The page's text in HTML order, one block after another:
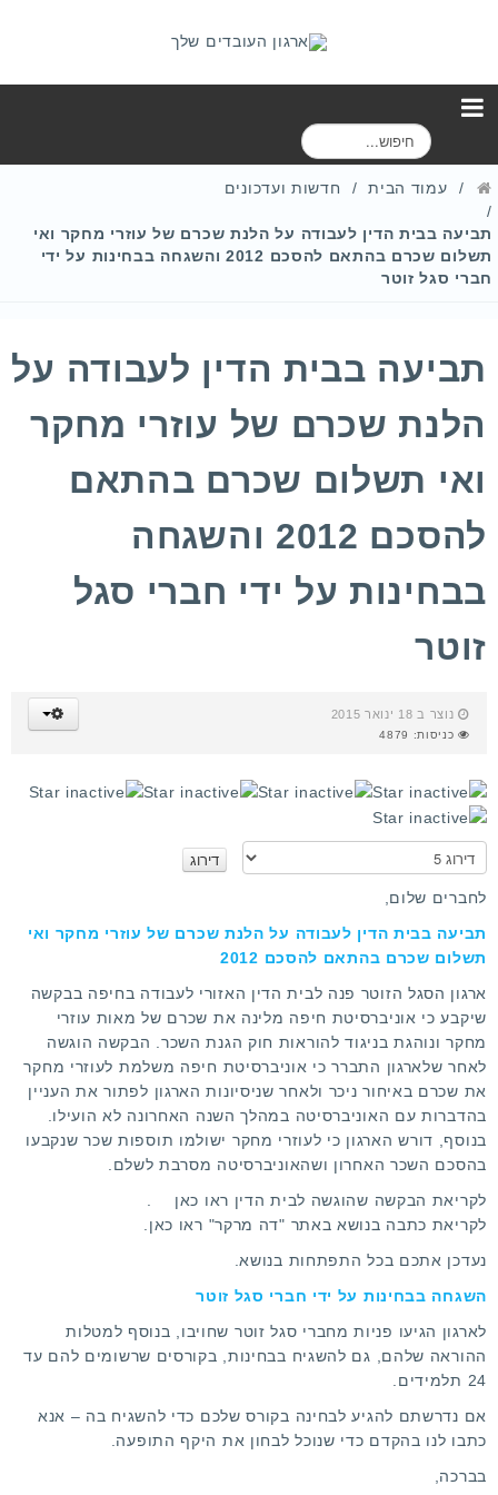
ח
י
עמוד הבית חדשות ועדכונים
תביעה בבית הדין לעבודה על הלנת שכרם של עוזרי מחקר ואי
תשלום שכרם בהתאם להסכם 2012 והשגחה בבחינות על ידי
חברי סגל זוטר
תביעה בבית הדין לעבודה על
הלנת שכרם של עוזרי מחקר
ואי תשלום שכרם בהתאם
להסכם 2012 והשגחה
בבחינות על ידי חברי סגל
זוטר
נוצר ב 18 ינואר 2015
כניסות: 4879
נ
א
ר
ג
לחברים שלום,
תביעה בבית הדין לעבודה על הלנת שכרם של עוזרי מחקר ואי
תשלום שכרם בהתאם להסכם 2012
ארגון הסגל הזוטר פנה לבית הדין האזורי לעבודה בחיפה בבקשה
שיקבע כי אוניברסיטת חיפה מלינה את שכרם של מאות עוזרי
מחקר ונוהגת בניגוד להוראות חוק הגנת השכר. הבקשה הוגשה
לאחר שלארגון התברר כי אוניברסיטת חיפה משלמת לעוזרי מחקר
את שכרם באיחור ניכר ולאחר שניסיונות הארגון לפתור את העניין
בהדברות עם האוניברסיטה במהלך השנה האחרונה לא הועילו.
בנוסף, דורש הארגון כי לעוזרי מחקר ישולמו תוספות שכר שנקבעו
בהסכם השכר האחרון ושהאוניברסיטה מסרבת לשלם.
לקריאת הבקשה שהוגשה לבית הדין ראו כאן
לקריאת כתבה בנושא באתר "דה מרקר" ראו כאן
נעדכן אתכם בכל התפתחות בנושא.
השגחה בבחינות על ידי חברי סגל זוטר
לארגון הגיעו פניות מחברי סגל זוטר שחויבו, בנוסף למטלות
ההוראה שלהם, גם להשגיח בבחינות, בקורסים שרשומים להם עד
24 תלמידים.
אם נדרשתם להגיע לבחינה בקורס שלכם כדי להשגיח בה – אנא
כתבו לנו בהקדם כדי שנוכל לבחון את היקף התופעה.
בברכה,